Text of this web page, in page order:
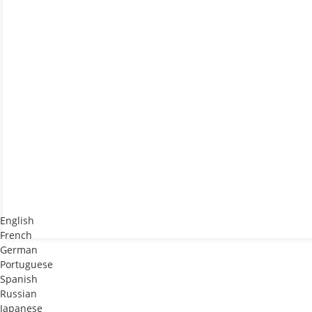
English
French
German
Portuguese
Spanish
Russian
Japanese